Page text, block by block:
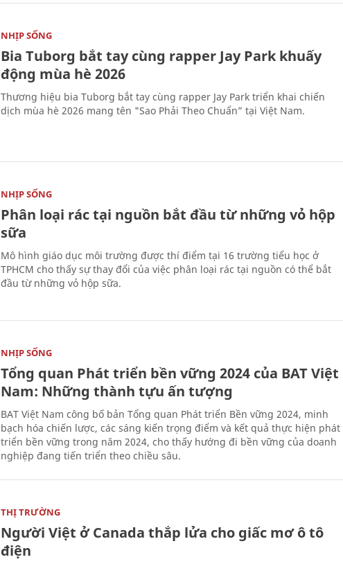
NHỊP SỐNG
Bia Tuborg bắt tay cùng rapper Jay Park khuấy
động mùa hè 2026
Thương hiệu bia Tuborg bắt tay cùng rapper Jay Park triển khai chiến
dịch mùa hè 2026 mang tên "Sao Phải Theo Chuẩn” tại Việt Nam.
NHỊP SỐNG
Phân loại rác tại nguồn bắt đầu từ những vỏ hộp
sữa
Mô hình giáo dục môi trường được thí điểm tại 16 trường tiểu học ở
TPHCM cho thấy sự thay đổi của việc phân loại rác tại nguồn có thể bắt
đầu từ những vỏ hộp sữa.
NHỊP SỐNG
Tổng quan Phát triển bền vững 2024 của BAT Việt
Nam: Những thành tựu ấn tượng
BAT Việt Nam công bố bản Tổng quan Phát triển Bền vững 2024, minh
bạch hóa chiến lược, các sáng kiến trọng điểm và kết quả thực hiện phát
triển bền vững trong năm 2024, cho thấy hướng đi bền vững của doanh
nghiệp đang tiến triển theo chiều sâu.
THỊ TRƯỜNG
Người Việt ở Canada thắp lửa cho giấc mơ ô tô
điện